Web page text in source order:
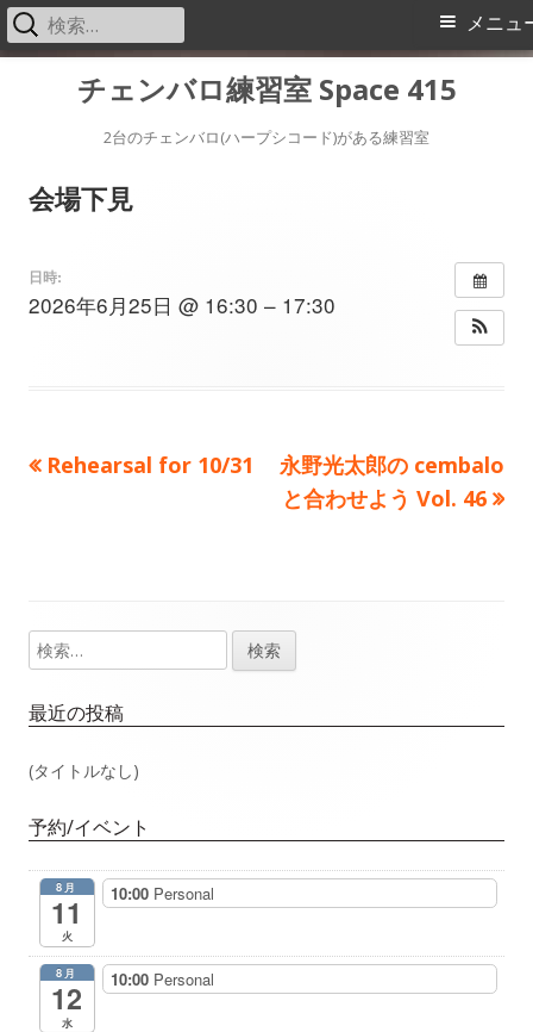
チェンバロ練習室 Space 415
2台のチェンバロ(ハープシコード)がある練習室
メ
メニュ
検
索:
会場下見
日時:
2026年6月25日 @ 16:30 – 17:30
投
ビ
ゲ
ー
シ
ョ
ン
前
Rehearsal for 10/31
次
の
永野光太郎の cembalo
と合わせよう Vol. 46
メ
イ
ン
ド
バ
検
索:
最近の投稿
(タイトルなし)
予約/イベント
8月
11
火
10:00 Personal
8月
12
水
10:00 Personal